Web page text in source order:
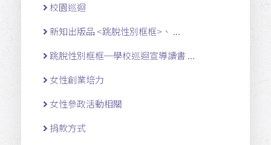
校園巡迴
新知出版品 <跳脫性別框框>、 ...
跳脫性別框框─學校巡迴宣導讀書 ...
女性創業培力
女性參政活動相關
捐款方式